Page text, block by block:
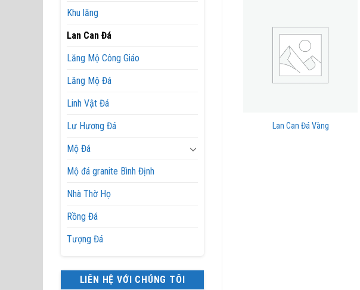
Khu lăng
Lan Can Đá
Lăng Mộ Công Giáo
Lăng Mộ Đá
Linh Vật Đá
Lư Hương Đá
Mộ Đá
Mộ đá granite Bình Định
Nhà Thờ Họ
Rồng Đá
Tượng Đá
LIÊN HỆ VỚI CHÚNG TÔI
Lan Can Đá Vàng
Lan Can Đá Xanh Đen